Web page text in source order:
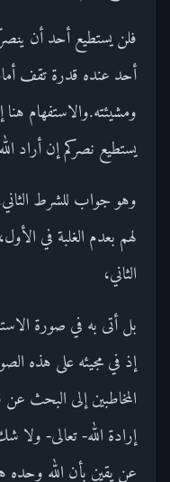
فلن يستطيع أحد أن
أحد عنده قدرة تقف
ومشيئته.والاستفهام
يستطيع نصركم إن أراد
وهو جواب للشرط
لهم بعدم الغلبة في
الثاني،
بل أتى به في صورة
إذ في مجيئه على هذه
المخاطبين إلى البحث
إرادة الله- تعالى- ولا
عن يقين بأن الله وحده